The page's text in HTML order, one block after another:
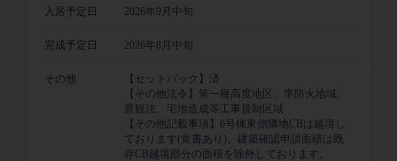
入居予定日 2026年9月中旬
完成予定日 2026年8月中旬
その他
【セットバック】済
【その他法令】第一種高度地区、準防火地域、
景観法、宅地造成等工事規制区域
【その他記載事項】6号棟東側隣地CBは越境し
ております(覚書あり)。建築確認申請面積は既
存CB越境部分の面積を除外しております。